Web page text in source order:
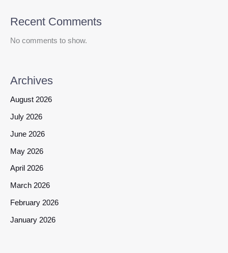
Recent Comments
No comments to show.
Archives
August 2026
July 2026
June 2026
May 2026
April 2026
March 2026
February 2026
January 2026